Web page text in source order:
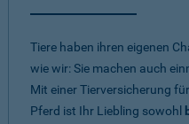
Tiere haben ihren eigenen
wie wir: Sie machen auch
Mit einer Tierversicherung
Pferd ist Ihr Liebling sowohl